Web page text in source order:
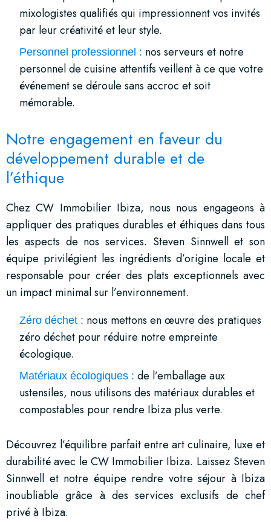
mixologistes qualifiés qui impressionnent vos invités
par leur créativité et leur style.
Personnel professionnel : nos serveurs et notre
personnel de cuisine attentifs veillent à ce que votre
événement se déroule sans accroc et soit
mémorable.
Notre engagement en faveur du
développement durable et de
l’éthique
Chez CW Immobilier Ibiza, nous nous engageons à
appliquer des pratiques durables et éthiques dans tous
les aspects de nos services. Steven Sinnwell et son
équipe privilégient les ingrédients d’origine locale et
responsable pour créer des plats exceptionnels avec
un impact minimal sur l’environnement.
Zéro déchet : nous mettons en œuvre des pratiques
zéro déchet pour réduire notre empreinte
écologique.
Matériaux écologiques : de l’emballage aux
ustensiles, nous utilisons des matériaux durables et
compostables pour rendre Ibiza plus verte.
Découvrez l’équilibre parfait entre art culinaire, luxe et
durabilité avec le CW Immobilier Ibiza. Laissez Steven
Sinnwell et notre équipe rendre votre séjour à Ibiza
inoubliable grâce à des services exclusifs de chef
privé à Ibiza.